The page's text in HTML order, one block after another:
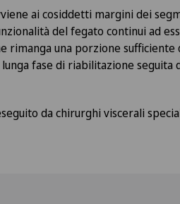
ai cosiddetti margini dei
del fegato continui ad
rimanga una porzione sufficiente
fase di riabilitazione seguita
da chirurghi viscerali